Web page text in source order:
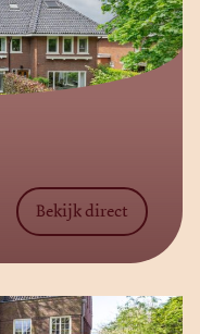
Bekijk direct